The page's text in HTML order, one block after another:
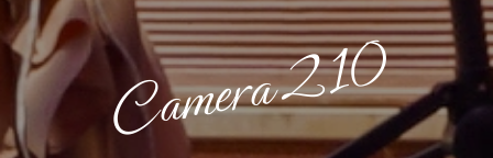
Camera 210